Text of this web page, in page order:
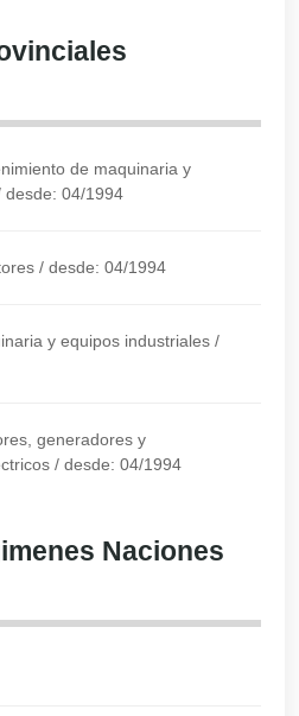
de maquinaria y
desde: 04/1994
/ desde: 04/1994
y equipos industriales /
generadores y
/ desde: 04/1994
Naciones